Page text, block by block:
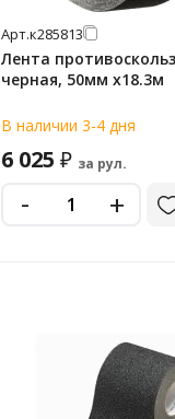
Арт.к285813
Лента
черная, 50мм х18.3м
В наличии 3-4 дня
6 025 ₽ за рул.
- +